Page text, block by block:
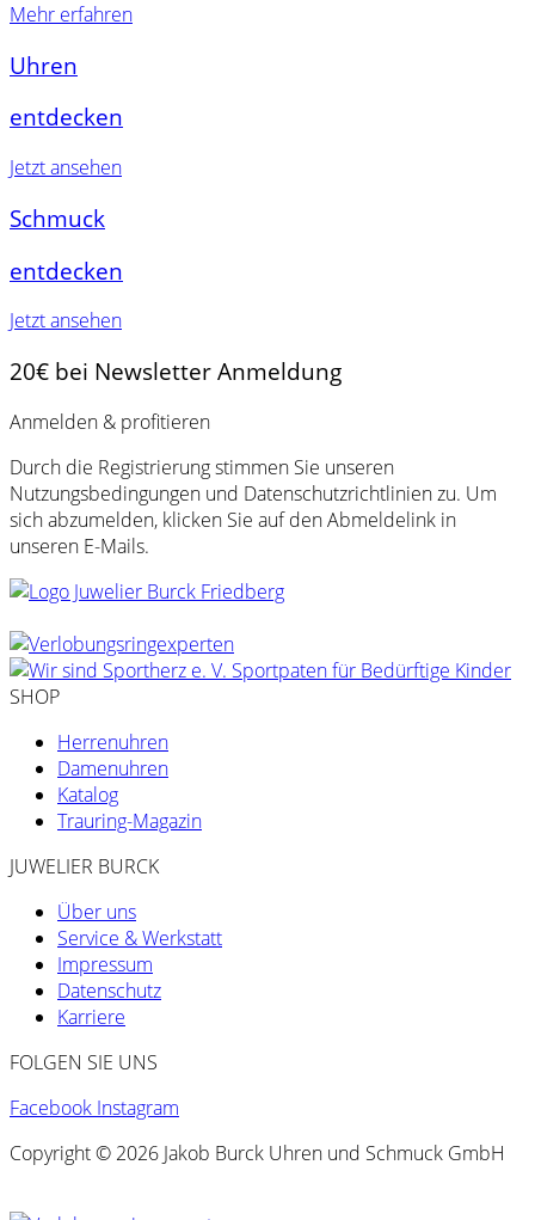
Mehr erfahren
Uhren
entdecken
Jetzt ansehen
Schmuck
entdecken
Jetzt ansehen
20€ bei Newsletter Anmeldung
Anmelden & profitieren
Durch die Registrierung stimmen Sie unseren
Nutzungsbedingungen und Datenschutzrichtlinien zu. Um
sich abzumelden, klicken Sie auf den Abmeldelink in
unseren E-Mails.
SHOP
Herrenuhren
Damenuhren
Katalog
Trauring-Magazin
JUWELIER BURCK
Über uns
Service & Werkstatt
Impressum
Datenschutz
Karriere
FOLGEN SIE UNS
Facebook Instagram
Copyright © 2026 Jakob Burck Uhren und Schmuck GmbH